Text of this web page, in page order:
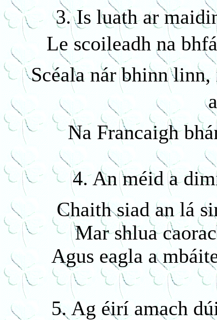
3. Is luath ar
Le scoileadh na
Scéala nár bhinn
Na Francaigh
4. An méid a
Chaith siad an lá
Mar shlua
Agus eagla a
5. Ag éirí amach